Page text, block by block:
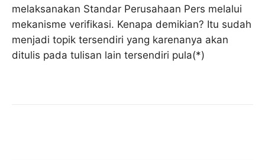
melaksanakan Standar Perusahaan Pers melalui
mekanisme verifikasi. Kenapa demikian? Itu sudah
menjadi topik tersendiri yang karenanya akan
ditulis pada tulisan lain tersendiri pula(*)